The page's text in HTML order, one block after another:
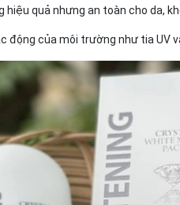
hiệu quả nhưng an toàn cho da,
động của môi trường như tia UV